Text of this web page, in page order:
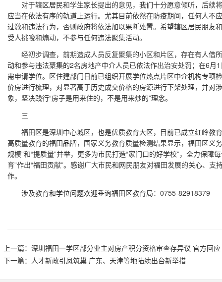
对于辖区居民和学生家长提出的意见，我们十分愿意倾听，后续
应当在依法有序的轨道上运行。尤其目前依然在防疫期间，任何人不
过激和违法行为，否则政府将依法加以果断处置。希望辖区居民朋友
受人挑唆和煽动，不参与任何违法聚集活动。
经初步调查，前期造成人员反复聚集的小区和片区，存在有人借
动和参与违法聚集的2名房地产中介人员已依法作出治安处罚；在6月
需申请学位。区住建部门日前已组织开展学位热点片区中介机构专项
价房进行梳理，对显著高于历史成交价格的房源进行下架处理，并对
象，坚决践行“房子是用来住的，不是用来炒的”理念。
三
福田区是深圳中心城区，也是优质教育大区，目前已成立红岭教
高质量教育的福田品牌，国家义务教育质量检测结果显示，福田区义
规模”和“提质量”并举，更多为市民打造“家门口的好学校”，全力保障
育”作出“福田贡献”。感谢广大市民和网民朋友对福田发展的关心、
作。
涉及教育和学位问题欢迎垂询福田区教育局：0755-82918379
上一篇： 深圳福田一学区部分业主对房产积分资格审查存异议 官方回应
下一篇： 人才新政引凤筑巢 广东、天津等地陆续出台新举措